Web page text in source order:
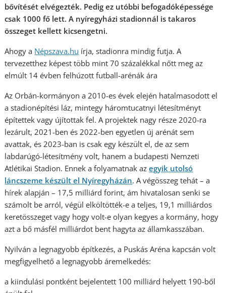
bővítését elvégezték. Pedig ez utóbbi befogadóképessége
csak 1000 fő lett. A nyíregyházi stadionnál is takaros
összeget kellett kicsengetni.
Ahogy a Népszava.hu írja, stadionra mindig futja. A
tervezetthez képest több mint 70 százalékkal nőtt meg az
elmúlt 14 évben felhúzott futball-arénák ára
Az Orbán-kormányon a ­2010-es évek elején hatalmasodott el
a stadion­építési láz, mintegy háromtucatnyi létesítményt
építettek vagy újítottak fel. A projektek nagy része 2020-ra
lezárult, 2021-ben és 2022-ben egyetlen új arénát sem
avattak, és 2023-ban is csak egy készült el, de az sem
labdarúgó-létesítmény volt, hanem a budapesti Nemzeti
Atlétikai Stadion. Ennek a folyamatnak azegyik utolsó
láncszeme készült el Nyíregyházán. A végösszeg tehát – a
hírek alapján – 17,5 milliárd forint, ám hivatalosan senki se
számolt be arról, végül elköltötték-e a teljes, 19,1 milliárdos
keretösszeget vagy hogy volt-e olyan kegyes a kormány, hogy
azt a bő másfél milliárdot bent hagyta az államkasszában.
Nyilván a legnagyobb építkezés, a Puskás Aréna kapcsán volt
megfigyelhető a legnagyobb áremelkedés:
a kiindulási pontként bejelentett 100 milliárd helyett 190-ből